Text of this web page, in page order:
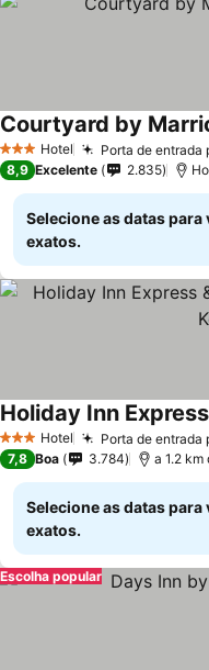
3 EstrelasHotel Porta de entrada
Courtyard by
8,9 Excelente 2.835
Selecione as datas para
exatos.
3 EstrelasHotel Porta de entrada
Ver preços
7,8 Boa 3.784 a 1.2
Selecione as datas para
exatos.
Escolha popular